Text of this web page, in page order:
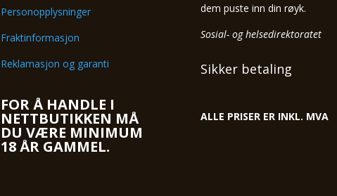
Personopplysninger
Fraktinformasjon
Reklamasjon og garanti
FOR Å HANDLE I
NETTBUTIKKEN MÅ
DU VÆRE MINIMUM
18 ÅR GAMMEL.
dem puste inn din røyk.
Sosial- og helsedirektoratet
Sikker betaling
ALLE PRISER ER INKL. MVA